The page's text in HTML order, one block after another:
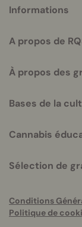
helpful
Informations
A propos de
À propos des
Bases de la
Cannabis
Sélection de
Conditions
Politique de